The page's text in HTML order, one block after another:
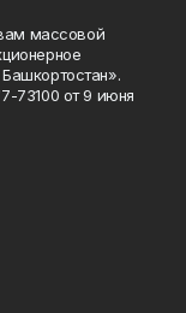
массовой
73100 от 9 июня